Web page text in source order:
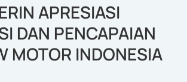
APRESIASI
DAN PENCAPAIAN
MOTOR INDONESIA